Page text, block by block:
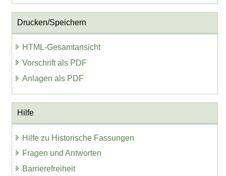
Drucken/Speichern
HTML-Gesamtansicht
Vorschrift als PDF
Anlagen als PDF
Hilfe
Hilfe zu Historische Fassungen
Fragen und Antworten
Barrierefreiheit